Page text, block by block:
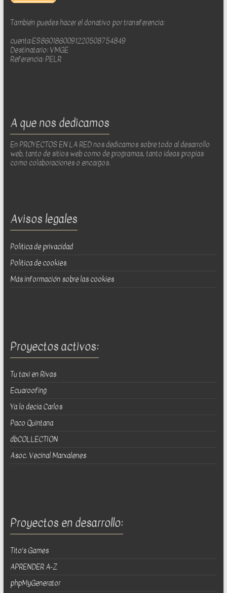
También puedes hacer el donativo por transferencia:
cuenta:ES8601860091220508754849
Destinatario: VMGE
Referencia: PELR
A que nos dedicamos
En PROYECTOS EN LA RED nos dedicamos sobre todo al desarrollo
web, tanto de sitios web como de programas, tanto ideas propias
como colaboraciones o encargos.
Avisos legales
Política de privacidad
Política de cookies
Más información sobre las cookies
Proyectos activos:
Tu taxi en Rivas
Ecuaroofing
Ya lo decía Carlos
Paco Quintana
dbCOLLECTION
Asoc. Vecinal Marxalenes
Proyectos en desarrollo:
Tito's Games
APRENDER A-Z
phpMyGenerator